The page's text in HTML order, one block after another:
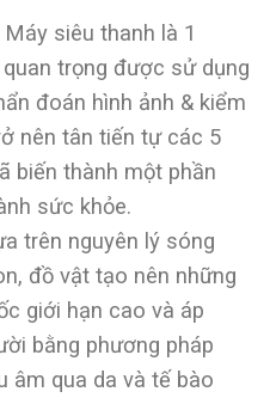
Máy siêu thanh là 1
trọng được sử dụng
đoán hình ảnh & kiểm
nên tân tiến tự các 5
biến thành một phần
sức khỏe.
trên nguyên lý sóng
đồ vật tạo nên những
giới hạn cao và áp
bằng phương pháp
âm qua da và tế bào